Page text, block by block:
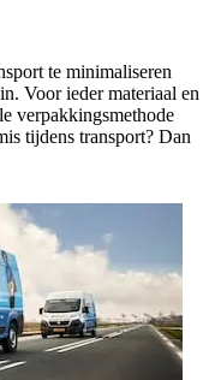
te minimaliseren
Voor ieder materiaal en
verpakkingsmethode
tijdens transport? Dan